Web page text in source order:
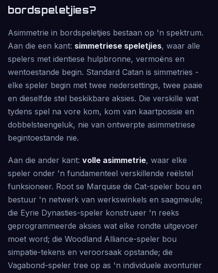
bordspeletjies?
Asimmetrie in bordspeletjies bestaan op 'n spektrum.
Aan die een kant: simmetriese speletjies, waar alle
spelers met identiese hulpbronne, vermoëns en
wentoestande begin. Standard Catan is simmetries -
elke speler begin met twee nedersettings, twee paaie
en dieselfde stel beskikbare aksies. Die verskille wat
tydens spel na vore kom, kom van kaartposisie en
dobbelsteengeluk, nie van ontwerpte asimmetriese
begintoestande nie.
Aan die ander kant: volle asimmetrie, waar elke
speler onder 'n fundamenteel verskillende reëlstel
funksioneer. Root se Marquise de Cat-speler bou en
bestuur 'n netwerk van werkswinkels en saagmeule;
die Eyrie Dynasties-speler konstrueer 'n reeks
geprogrammeerde aksies wat elke rondte uitgevoer
moet word; die Woodland Alliance-speler bou
simpatie-tekens en veroorsaak opstande; die
Vagabond-speler tree op as 'n individuele avonturier